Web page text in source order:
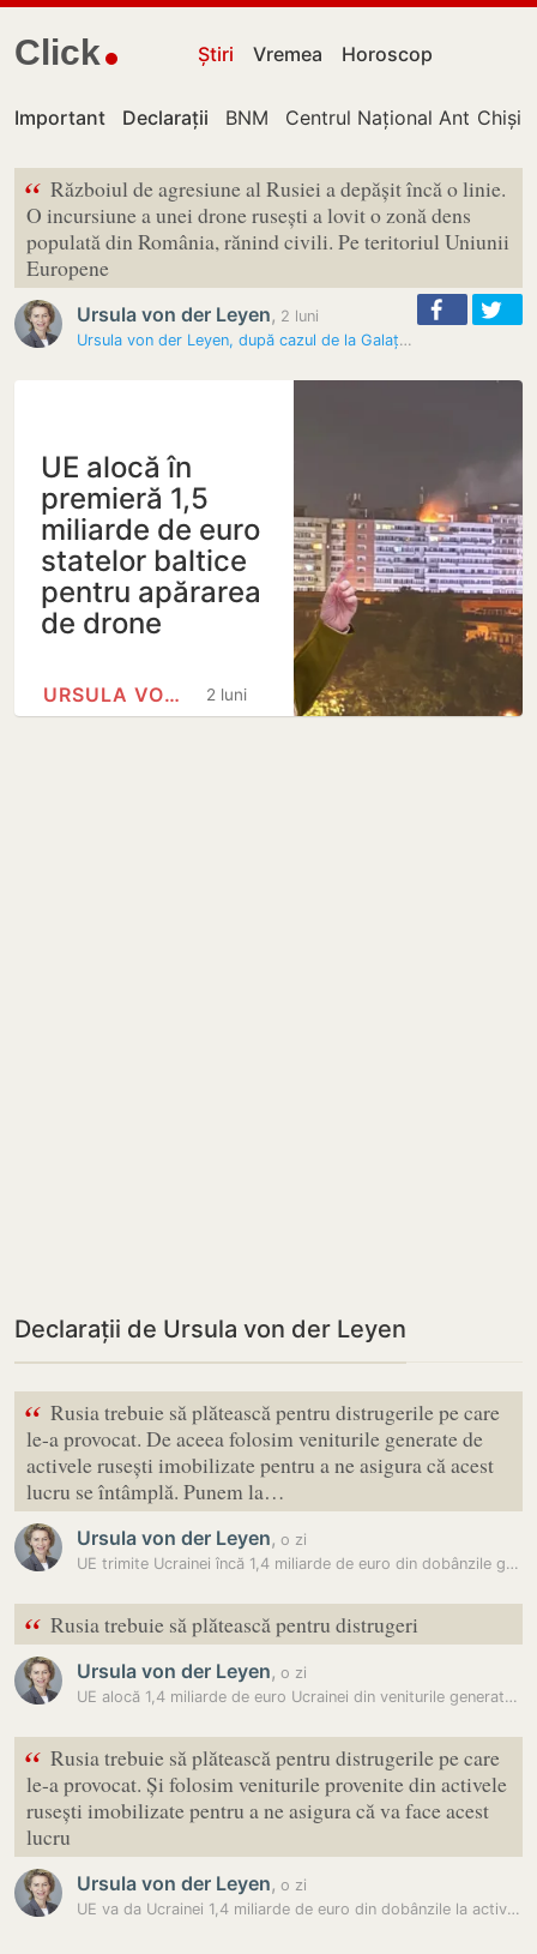
Click Știri Vremea Horoscop
Important Declarații BNM Centrul Național
“ Războiul de agresiune al Rusiei a depășit încă o linie.
O incursiune a unei drone rusești a lovit o zonă dens
populată din România, rănind civili. Pe teritoriul Uniunii
Europene
Ursula von der Leyen, 2 luni
Ursula von der Leyen, după cazul de la Galați: „Războiul de agresiune…
UE alocă în
premieră 1,5
miliarde de euro
statelor baltice
pentru apărarea
de drone
2 luni
URSULA VON DER LEYEN
Declarații de Ursula von der Leyen
“ Rusia trebuie să plătească pentru distrugerile pe care
le-a provocat. De aceea folosim veniturile generate de
activele rusești imobilizate pentru a ne asigura că acest
lucru se întâmplă. Punem la…
Ursula von der Leyen, o zi
UE trimite Ucrainei încă 1,4 miliarde de euro din dobânzile generate…
“ Rusia trebuie să plătească pentru distrugeri
Ursula von der Leyen, o zi
UE alocă 1,4 miliarde de euro Ucrainei din veniturile generate de…
“ Rusia trebuie să plătească pentru distrugerile pe care
le-a provocat. Și folosim veniturile provenite din activele
rusești imobilizate pentru a ne asigura că va face acest
lucru
Ursula von der Leyen, o zi
UE va da Ucrainei 1,4 miliarde de euro din dobânzile la activele…